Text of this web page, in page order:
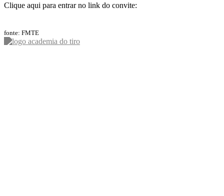
Clique aqui para entrar no link do convite:
fonte: FMTE